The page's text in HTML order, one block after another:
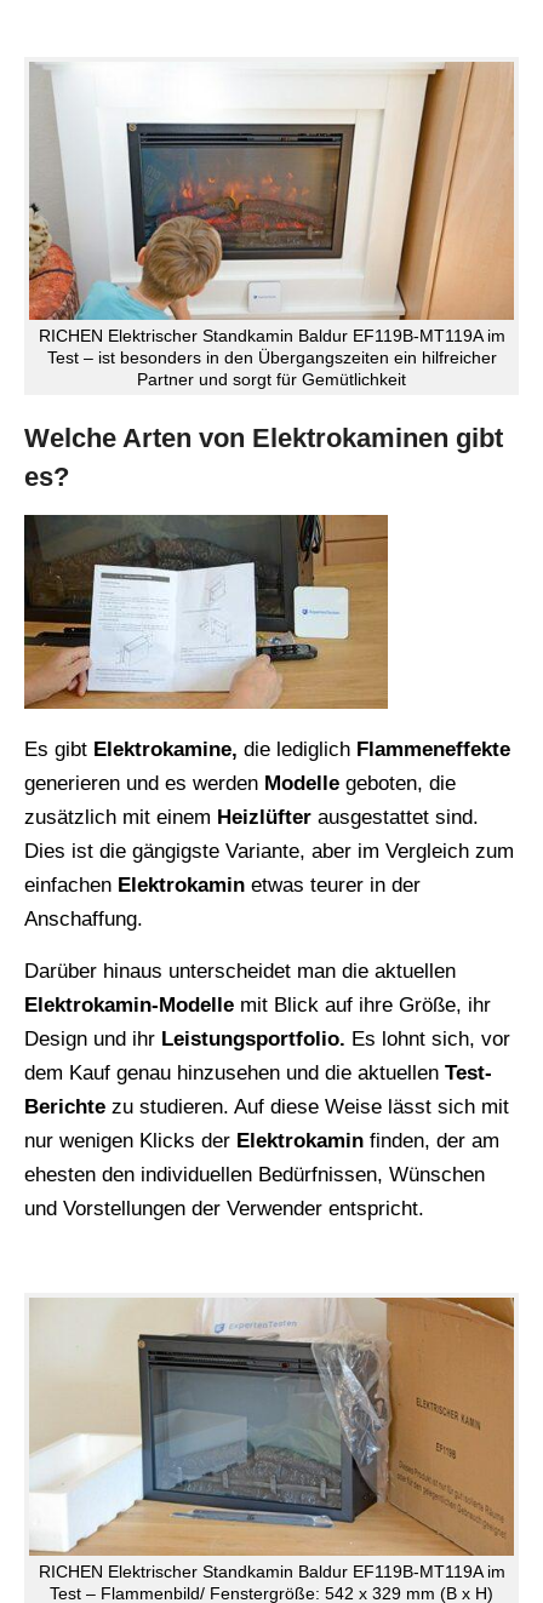
RICHEN Elektrischer Standkamin Baldur EF119B-MT119A im
Test – ist besonders in den Übergangszeiten ein hilfreicher
Partner und sorgt für Gemütlichkeit
Welche Arten von Elektrokaminen gibt
es?
Es gibt Elektrokamine, die lediglich Flammeneffekte
generieren und es werden Modelle geboten, die
zusätzlich mit einem Heizlüfter ausgestattet sind.
Dies ist die gängigste Variante, aber im Vergleich zum
einfachen Elektrokamin etwas teurer in der
Anschaffung.
Darüber hinaus unterscheidet man die aktuellen
Elektrokamin-Modelle mit Blick auf ihre Größe, ihr
Design und ihr Leistungsportfolio. Es lohnt sich, vor
dem Kauf genau hinzusehen und die aktuellen Test-
Berichte zu studieren. Auf diese Weise lässt sich mit
nur wenigen Klicks der Elektrokamin finden, der am
ehesten den individuellen Bedürfnissen, Wünschen
und Vorstellungen der Verwender entspricht.
RICHEN Elektrischer Standkamin Baldur EF119B-MT119A im
Test – Flammenbild/ Fenstergröße: 542 x 329 mm (B x H)